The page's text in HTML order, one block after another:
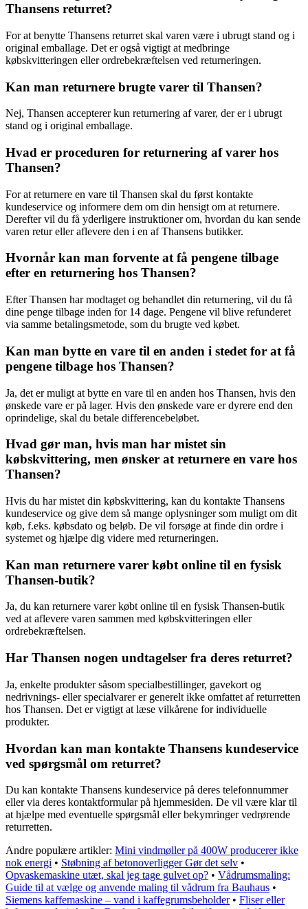
Thansens returret?
For at benytte Thansens returret skal varen være i ubrugt stand og i
original emballage. Det er også vigtigt at medbringe
købskvitteringen eller ordrebekræftelsen ved returneringen.
Kan man returnere brugte varer til Thansen?
Nej, Thansen accepterer kun returnering af varer, der er i ubrugt
stand og i original emballage.
Hvad er proceduren for returnering af varer hos
Thansen?
For at returnere en vare til Thansen skal du først kontakte
kundeservice og informere dem om din hensigt om at returnere.
Derefter vil du få yderligere instruktioner om, hvordan du kan sende
varen retur eller aflevere den i en af Thansens butikker.
Hvornår kan man forvente at få pengene tilbage
efter en returnering hos Thansen?
Efter Thansen har modtaget og behandlet din returnering, vil du få
dine penge tilbage inden for 14 dage. Pengene vil blive refunderet
via samme betalingsmetode, som du brugte ved købet.
Kan man bytte en vare til en anden i stedet for at få
pengene tilbage hos Thansen?
Ja, det er muligt at bytte en vare til en anden hos Thansen, hvis den
ønskede vare er på lager. Hvis den ønskede vare er dyrere end den
oprindelige, skal du betale differencebeløbet.
Hvad gør man, hvis man har mistet sin
købskvittering, men ønsker at returnere en vare hos
Thansen?
Hvis du har mistet din købskvittering, kan du kontakte Thansens
kundeservice og give dem så mange oplysninger som muligt om dit
køb, f.eks. købsdato og beløb. De vil forsøge at finde din ordre i
systemet og hjælpe dig videre med returneringen.
Kan man returnere varer købt online til en fysisk
Thansen-butik?
Ja, du kan returnere varer købt online til en fysisk Thansen-butik
ved at aflevere varen sammen med købskvitteringen eller
ordrebekræftelsen.
Har Thansen nogen undtagelser fra deres returret?
Ja, enkelte produkter såsom specialbestillinger, gavekort og
nedrivnings- eller specialvarer er generelt ikke omfattet af returretten
hos Thansen. Det er vigtigt at læse vilkårene for individuelle
produkter.
Hvordan kan man kontakte Thansens kundeservice
ved spørgsmål om returret?
Du kan kontakte Thansens kundeservice på deres telefonnummer
eller via deres kontaktformular på hjemmesiden. De vil være klar til
at hjælpe med eventuelle spørgsmål eller bekymringer vedrørende
returretten.
Andre populære artikler: Mini vindmøller på 400W producerer ikke
nok energi • Støbning af betonoverligger Gør det selv •
Opvaskemaskine utæt, skal jeg tage gulvet op? • Vådrumsmaling:
Guide til at vælge og anvende maling til vådrum fra Bauhaus •
Siemens kaffemaskine – vand i kaffegrumsbeholder• Fliser eller